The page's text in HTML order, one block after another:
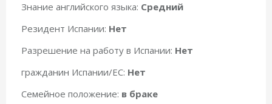
Знание английского языка: Средний
Резидент Испании: Нет
Разрешение на работу в Испании: Нет
гражданин Испании/ЕС: Нет
Семейное положение: в браке